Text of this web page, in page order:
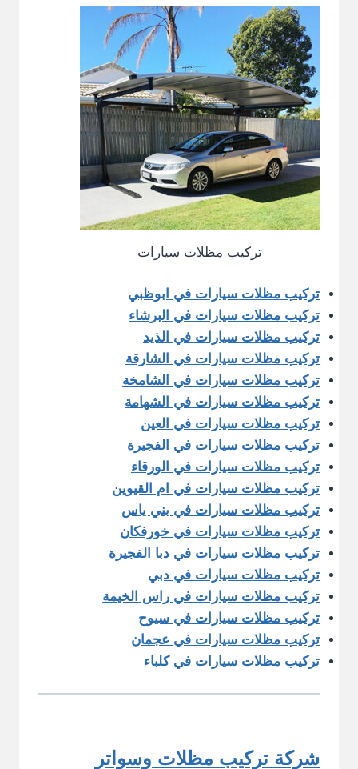
تركيب مظلات سيارات
تركيب مظلات سيارات في ابوظبي
تركيب مظلات سيارات في البرشاء
تركيب مظلات سيارات في الذيد
تركيب مظلات سيارات في الشارقة
تركيب مظلات سيارات في الشامخة
تركيب مظلات سيارات في الشهامة
تركيب مظلات سيارات في العين
تركيب مظلات سيارات في الفجيرة
تركيب مظلات سيارات في الورقاء
تركيب مظلات سيارات في ام القيوين
تركيب مظلات سيارات في بني ياس
تركيب مظلات سيارات في خورفكان
تركيب مظلات سيارات في دبا الفجيرة
تركيب مظلات سيارات في دبي
تركيب مظلات سيارات في راس الخيمة
تركيب مظلات سيارات في سيوح
تركيب مظلات سيارات في عجمان
تركيب مظلات سيارات في كلباء
شركة تركيب مظلات وسواتر